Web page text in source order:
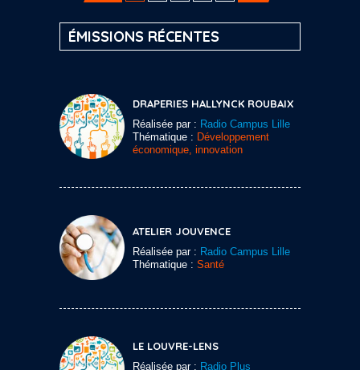
ÉMISSIONS RÉCENTES
DRAPERIES HALLYNCK ROUBAIX
Réalisée par : Radio Campus Lille
Thématique : Développement
économique, innovation
ATELIER JOUVENCE
Réalisée par : Radio Campus Lille
Thématique : Santé
LE LOUVRE-LENS
Réalisée par : Radio Plus